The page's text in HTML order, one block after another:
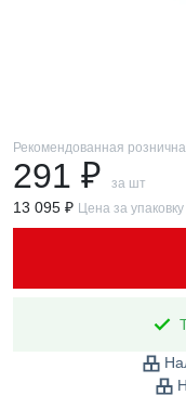
Рекомендованная
291 ₽ за шт
13 095 ₽ Цена за упаковку